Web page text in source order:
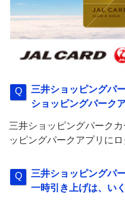
三井ショッピングパ
ショッピングパーク
三井ショッピングパーク
ッピングパークアプリにロ
三井ショッピングパ
一時引き上げは、い